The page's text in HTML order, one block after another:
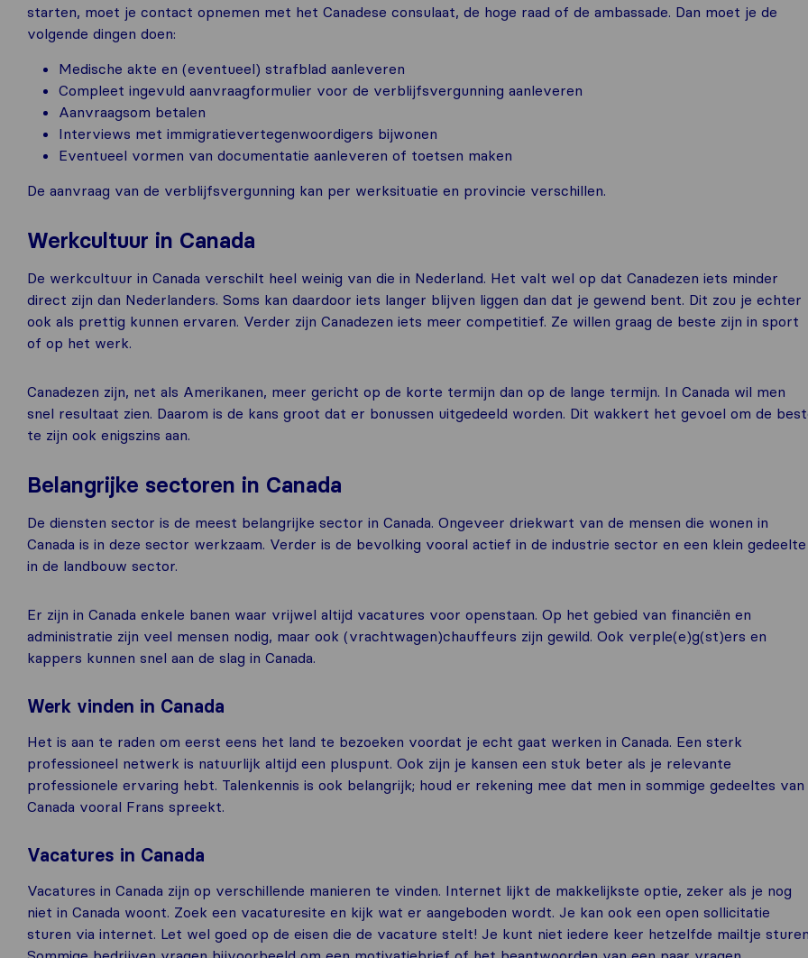
starten, moet je contact opnemen met het Canadese consulaat, de hoge raad of de ambassade. Dan moet je de
volgende dingen doen:
Medische akte en (eventueel) strafblad aanleveren
Compleet ingevuld aanvraagformulier voor de verblijfsvergunning aanleveren
Aanvraagsom betalen
Interviews met immigratievertegenwoordigers bijwonen
Eventueel vormen van documentatie aanleveren of toetsen maken
De aanvraag van de verblijfsvergunning kan per werksituatie en provincie verschillen.
Werkcultuur in Canada
De werkcultuur in Canada verschilt heel weinig van die in Nederland. Het valt wel op dat Canadezen iets minder
direct zijn dan Nederlanders. Soms kan daardoor iets langer blijven liggen dan dat je gewend bent. Dit zou je echter
ook als prettig kunnen ervaren. Verder zijn Canadezen iets meer competitief. Ze willen graag de beste zijn in sport
of op het werk.
Canadezen zijn, net als Amerikanen, meer gericht op de korte termijn dan op de lange termijn. In Canada wil men
snel resultaat zien. Daarom is de kans groot dat er bonussen uitgedeeld worden. Dit wakkert het gevoel om de
te zijn ook enigszins aan.
Belangrijke sectoren in Canada
De diensten sector is de meest belangrijke sector in Canada. Ongeveer driekwart van de mensen die wonen in
Canada is in deze sector werkzaam. Verder is de bevolking vooral actief in de industrie sector en een klein gedeelte
in de landbouw sector.
Er zijn in Canada enkele banen waar vrijwel altijd vacatures voor openstaan. Op het gebied van financiën en
administratie zijn veel mensen nodig, maar ook (vrachtwagen)chauffeurs zijn gewild. Ook verple(e)g(st)ers en
kappers kunnen snel aan de slag in Canada.
Werk vinden in Canada
Het is aan te raden om eerst eens het land te bezoeken voordat je echt gaat werken in Canada. Een sterk
professioneel netwerk is natuurlijk altijd een pluspunt. Ook zijn je kansen een stuk beter als je relevante
professionele ervaring hebt. Talenkennis is ook belangrijk; houd er rekening mee dat men in sommige gedeeltes van
Canada vooral Frans spreekt.
Vacatures in Canada
Vacatures in Canada zijn op verschillende manieren te vinden. Internet lijkt de makkelijkste optie, zeker als je nog
niet in Canada woont. Zoek een vacaturesite en kijk wat er aangeboden wordt. Je kan ook een open sollicitatie
sturen via internet. Let wel goed op de eisen die de vacature stelt! Je kunt niet iedere keer hetzelfde mailtje